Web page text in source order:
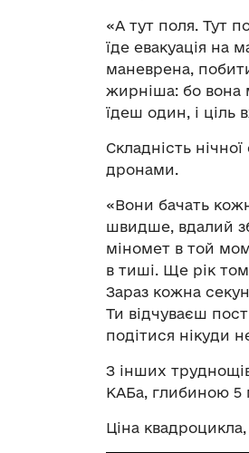
«А тут поля. Тут
їде евакуація
маневрена,
жирніша: бо вона
їдеш один, і ціль
Складність
дронами.
«Вони бачать
швидше, вдалий
міномет в той
в тиші. Ще рік
Зараз кожна
Ти відчуваєш
подітися нікуди
З інших
КАБа, глибиною 5
Ціна